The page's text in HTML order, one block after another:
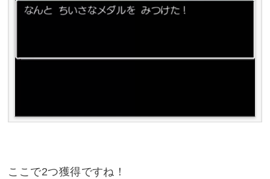
ここで2つ獲得ですね！